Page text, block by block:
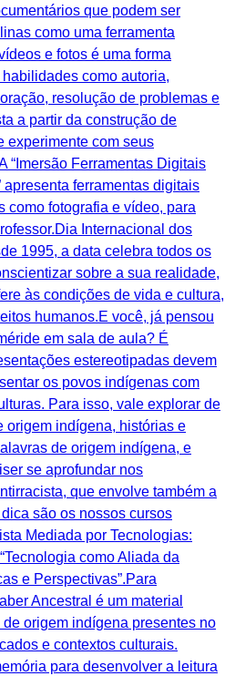
que podem ser
como uma ferramenta
e fotos é uma forma
como autoria,
resolução de problemas e
a partir da construção de
experimente com seus
“Imersão Ferramentas Digitais
apresenta ferramentas digitais
como fotografia e vídeo, para
Internacional dos
1995, a data celebra todos os
sobre a sua realidade,
às condições de vida e cultura,
humanos.E você, já pensou
em sala de aula? É
estereotipadas devem
os povos indígenas com
Para isso, vale explorar de
origem indígena, histórias e
de origem indígena, e
se aprofundar nos
que envolve também a
são os nossos cursos
Mediada por Tecnologias:
como Aliada da
e Perspectivas”.Para
Ancestral é um material
origem indígena presentes no
e contextos culturais.
para desenvolver a leitura